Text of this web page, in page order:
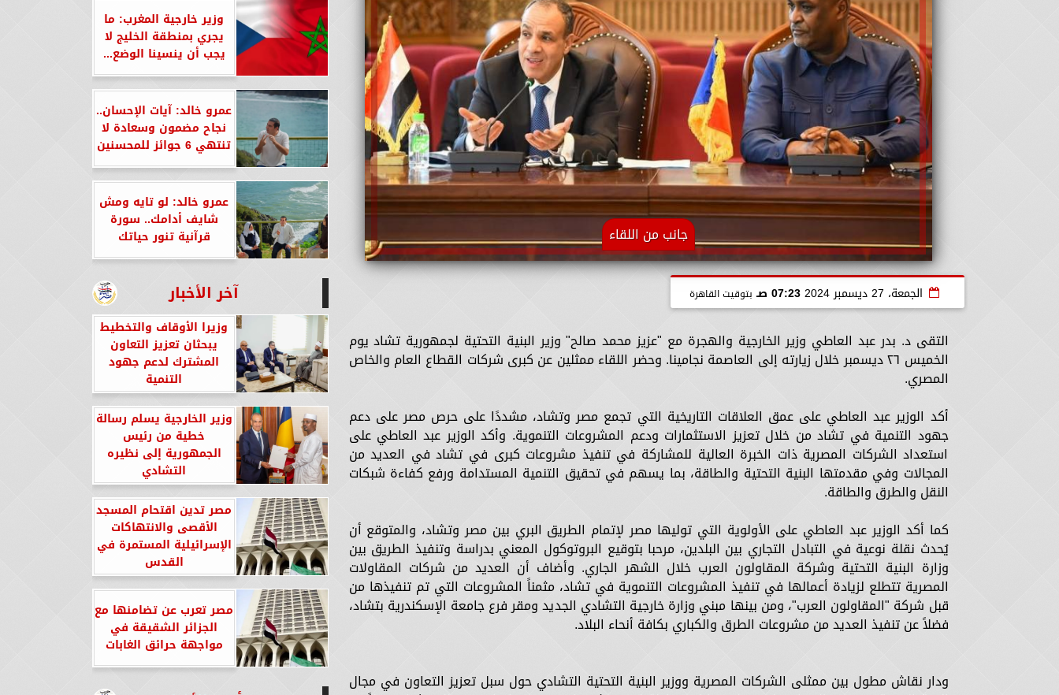
جانب من اللقاء
الجمعة، 27 ديسمبر 2024 07:23 صـ بتوقيت القاهرة
التقى د. بدر عبد العاطي وزير الخارجية والهجرة مع "عزيز محمد صالح" وزير البنية التحتية لجمهورية تشاد يوم
الخميس ٢٦ ديسمبر خلال زيارته إلى العاصمة نجامينا. وحضر اللقاء ممثلين عن كبرى شركات القطاع العام والخاص
المصري.
أكد الوزير عبد العاطي على عمق العلاقات التاريخية التي تجمع مصر وتشاد، مشددًا على حرص مصر على دعم
جهود التنمية في تشاد من خلال تعزيز الاستثمارات ودعم المشروعات التنموية. وأكد الوزير عبد العاطي على
استعداد الشركات المصرية ذات الخبرة العالية للمشاركة في تنفيذ مشروعات كبرى في تشاد في العديد من
المجالات وفي مقدمتها البنية التحتية والطاقة، بما يسهم في تحقيق التنمية المستدامة ورفع كفاءة شبكات
النقل والطرق والطاقة.
كما أكد الوزير عبد العاطي على الأولوية التي توليها مصر لإتمام الطريق البري بين مصر وتشاد، والمتوقع أن
يُحدث نقلة نوعية في التبادل التجاري بين البلدين، مرحبا بتوقيع البروتوكول المعني بدراسة وتنفيذ الطريق بين
وزارة البنية التحتية وشركة المقاولون العرب خلال الشهر الجاري. وأضاف أن العديد من شركات المقاولات
المصرية تتطلع لزيادة أعمالها في تنفيذ المشروعات التنموية في تشاد، مثمناً المشروعات التي تم تنفيذها من
قبل شركة "المقاولون العرب"، ومن بينها مبني وزارة خارجية التشادي الجديد ومقر فرع جامعة الإسكندرية بتشاد،
فضلاً عن تنفيذ العديد من مشروعات الطرق والكباري بكافة أنحاء البلاد.
ودار نقاش مطول بين ممثلى الشركات المصرية ووزير البنية التحتية التشادي حول سبل تعزيز التعاون في مجال
وزير خارجية المغرب: ما
يجري بمنطقة الخليج لا
يجب أن ينسينا الوضع...
عمرو خالد: آيات الإحسان..
نجاح مضمون وسعادة لا
تنتهي 6 جوائز للمحسنين
عمرو خالد: لو تايه ومش
شايف أدامك.. سورة
قرآنية تنور حياتك
آخر الأخبار
وزيرا الأوقاف والتخطيط
يبحثان تعزيز التعاون
المشترك لدعم جهود
التنمية
وزير الخارجية يسلم رسالة
خطية من رئيس
الجمهورية إلى نظيره
التشادي
مصر تدين اقتحام المسجد
الأقصى والانتهاكات
الإسرائيلية المستمرة في
القدس
مصر تعرب عن تضامنها مع
الجزائر الشقيقة في
مواجهة حرائق الغابات